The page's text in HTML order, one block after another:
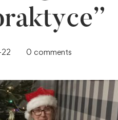
0 comments